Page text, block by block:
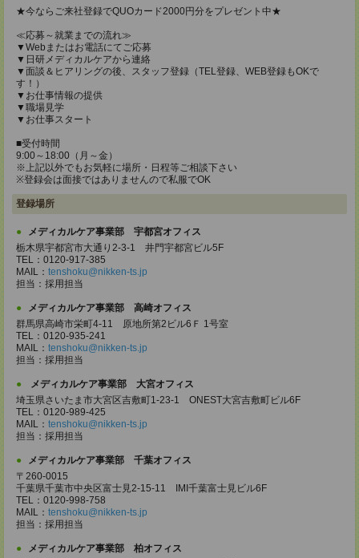
★今ならご来社登録でQUOカード2000円分をプレゼント中★
≪応募～就業までの流れ≫
▼Webまたはお電話にてご応募
▼日研メディカルケアから連絡
▼面談＆ヒアリングの後、スタッフ登録（TEL登録、WEB登録もOKで
す！）
▼お仕事情報の提供
▼職場見学
▼お仕事スタート
■受付時間
9:00～18:00（月～金）
※上記以外でもお気軽に場所・日程等ご相談下さい
※登録会は面接ではありませんので私服でOK
登録場所
メディカルケア事業部 宇都宮オフィス
栃木県宇都宮市大通り2-3-1 井門宇都宮ビル5F
TEL：0120-917-385
MAIL： tenshoku@nikken-ts.jp
担当：採用担当
メディカルケア事業部 高崎オフィス
群馬県高崎市栄町4-11 原地所第2ビル6Ｆ 1号室
TEL：0120-935-241
MAIL： tenshoku@nikken-ts.jp
担当：採用担当
メディカルケア事業部 大宮オフィス
埼玉県さいたま市大宮区吉敷町1-23-1 ONEST大宮吉敷町ビル6F
TEL：0120-989-425
MAIL： tenshoku@nikken-ts.jp
担当：採用担当
メディカルケア事業部 千葉オフィス
〒260-0015
千葉県千葉市中央区富士見2-15-11 IMI千葉富士見ビル6F
TEL：0120-998-758
MAIL： tenshoku@nikken-ts.jp
担当：採用担当
メディカルケア事業部 柏オフィス